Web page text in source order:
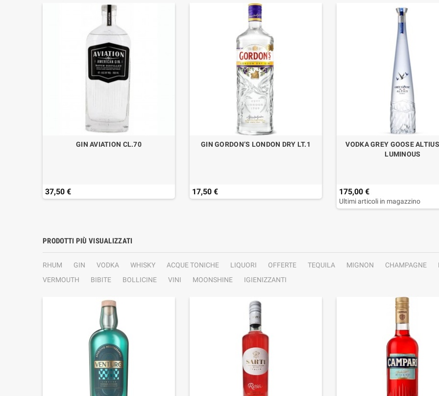
GIN AVIATION CL.70
37,50 €
GIN GORDON’S LONDON DRY LT.1
17,50 €
VODKA GREY GOOSE
LUMINOUS
175,00 €
Ultimi articoli in magazzino
PRODOTTI PIÙ VISUALIZZATI
RHUM GIN VODKA WHISKY ACQUE TONICHE LIQUORI OFFERTE TEQUILA MIGNON CHAMPAGNE
VERMOUTH
BIBITE BOLLICINE VINI MOONSHINE IGIENIZZANTI